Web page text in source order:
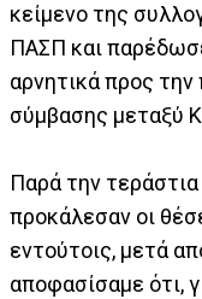
κείμενο της
ΠΑΣΠ και
αρνητικά προς
σύμβασης μεταξύ
Παρά την
προκάλεσαν οι
εντούτοις, μετά
αποφασίσαμε ότι,